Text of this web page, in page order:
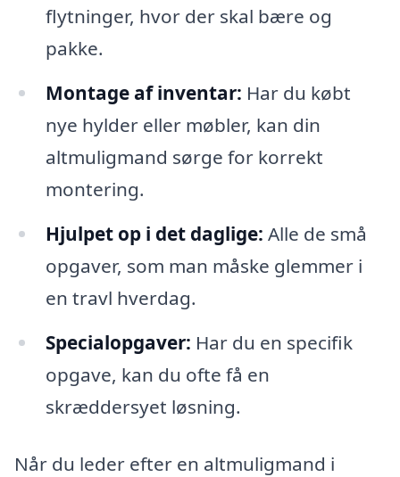
flytninger, hvor der skal bære og
pakke.
Montage af inventar: Har du købt
nye hylder eller møbler, kan din
altmuligmand sørge for korrekt
montering.
Hjulpet op i det daglige: Alle de små
opgaver, som man måske glemmer i
en travl hverdag.
Specialopgaver: Har du en specifik
opgave, kan du ofte få en
skræddersyet løsning.
Når du leder efter en altmuligmand i